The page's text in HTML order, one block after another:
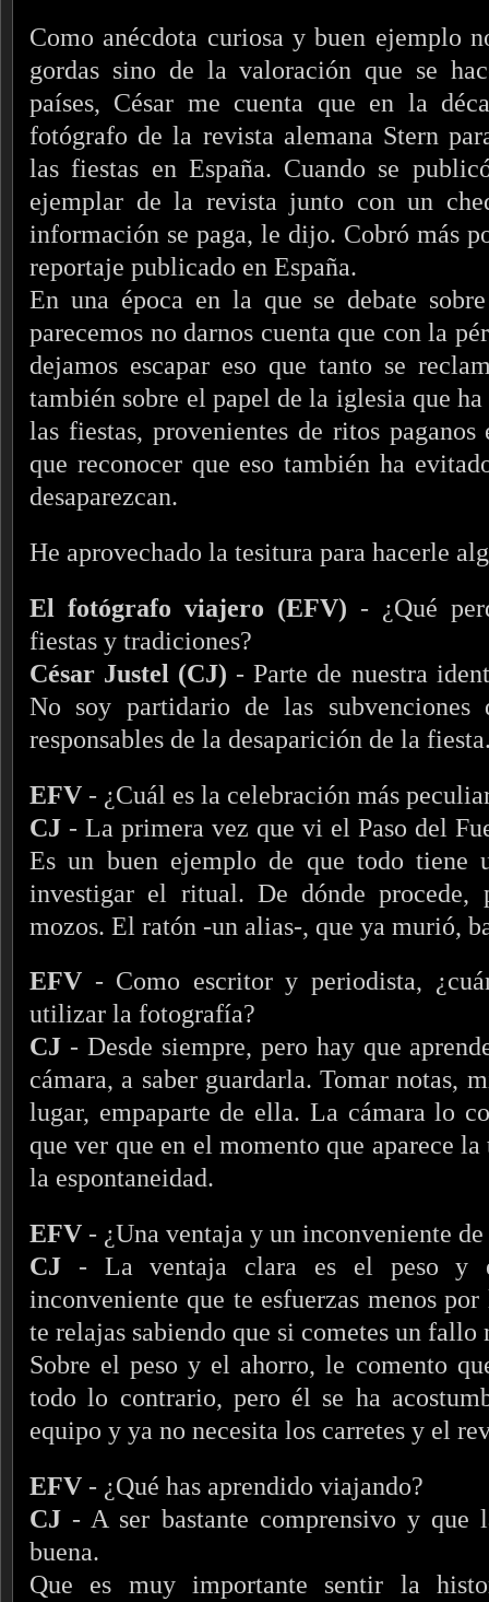
Como anécdota curiosa y buen ejemplo
gordas sino de la valoración que se
países, César me cuenta que en la
fotógrafo de la revista alemana Stern
las fiestas en España. Cuando se
ejemplar de la revista junto con un
información se paga, le dijo. Cobró más
reportaje publicado en España.
En una época en la que se debate
parecemos no darnos cuenta que con la
dejamos escapar eso que tanto se
también sobre el papel de la iglesia que
las fiestas, provenientes de ritos
que reconocer que eso también ha
desaparezcan.
He aprovechado la tesitura para hacerle
El fotógrafo viajero (EFV) - ¿Qué
fiestas y tradiciones?
César Justel (CJ) - Parte de nuestra
No soy partidario de las subvenciones
responsables de la desaparición de la
EFV - ¿Cuál es la celebración más
CJ - La primera vez que vi el Paso del
Es un buen ejemplo de que todo tiene
investigar el ritual. De dónde procede,
mozos. El ratón -un alias-, que ya murió,
EFV - Como escritor y periodista,
utilizar la fotografía?
CJ - Desde siempre, pero hay que
cámara, a saber guardarla. Tomar notas,
lugar, empaparte de ella. La cámara lo
que ver que en el momento que aparece
la espontaneidad.
EFV - ¿Una ventaja y un inconveniente
CJ - La ventaja clara es el peso y
inconveniente que te esfuerzas menos
te relajas sabiendo que si cometes un fallo
Sobre el peso y el ahorro, le comento
todo lo contrario, pero él se ha
equipo y ya no necesita los carretes y el
EFV - ¿Qué has aprendido viajando?
CJ - A ser bastante comprensivo y que
buena.
Que es muy importante sentir la